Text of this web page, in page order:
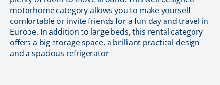
motorhome category allows you to make yourself
comfortable or invite friends for a fun day and travel in
Europe. In addition to large beds, this rental category
offers a big storage space, a brilliant practical design
and a spacious refrigerator.